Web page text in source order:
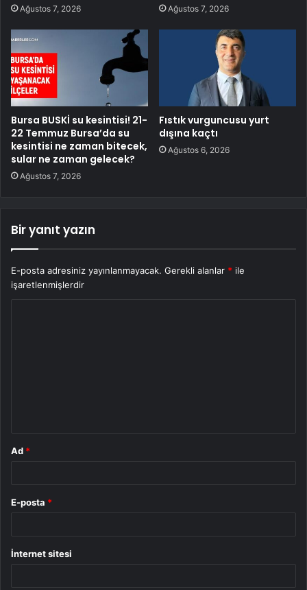
Ağustos 7, 2026 Ağustos 7, 2026
Bursa BUSKİ su kesintisi! 21-
22 Temmuz Bursa’da su
kesintisi ne zaman bitecek,
sular ne zaman gelecek?
Ağustos 7, 2026
Fıstık vurguncusu yurt
dışına kaçtı
Ağustos 6, 2026
Bir yanıt yazın
E-posta adresiniz yayınlanmayacak. Gerekli alanlar * ile
işaretlenmişlerdir
Ad *
E-posta *
İnternet sitesi